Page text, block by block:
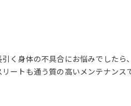
く身体の不具合にお悩みでしたら
ートも通う質の高いメンテナンス